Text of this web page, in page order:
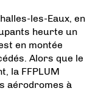
les-Eaux, en
heurte un
en montée
Alors que le
la FFPLUM
aérodromes à